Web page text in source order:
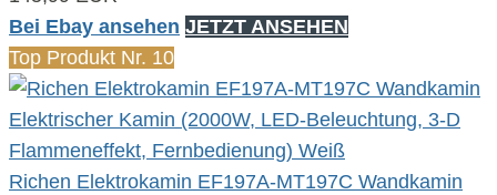
Bei Ebay ansehen JETZT ANSEHEN
Top Produkt Nr. 10
Richen Elektrokamin EF197A-MT197C Wandkamin